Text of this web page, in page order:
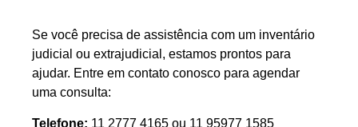
Se você precisa de assistência com um inventário
judicial ou extrajudicial, estamos prontos para
ajudar. Entre em contato conosco para agendar
uma consulta:
Telefone: 11 2777 4165 ou 11 95977 1585